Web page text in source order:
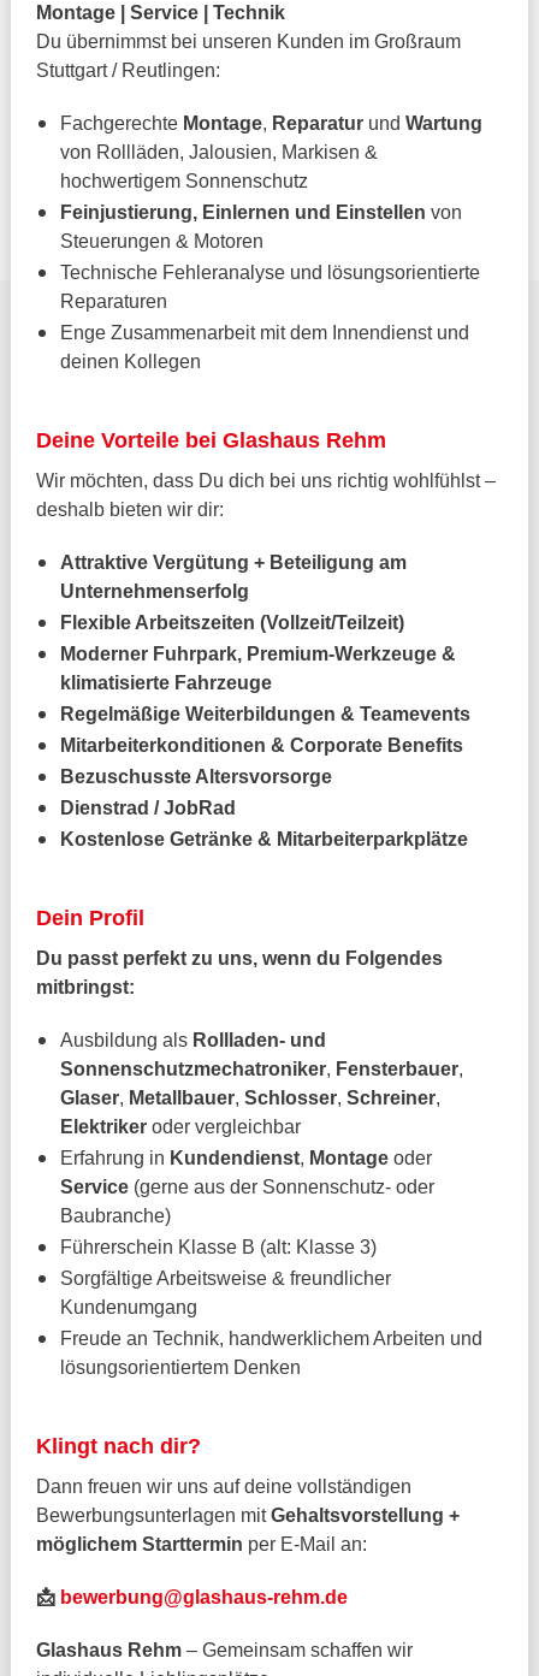
Montage | Service | Technik
Du übernimmst bei unseren Kunden im Großraum
Stuttgart / Reutlingen:
Fachgerechte Montage, Reparatur undWartung
von Rollläden, Jalousien, Markisen &
hochwertigem Sonnenschutz
Feinjustierung, Einlernen und Einstellen von
Steuerungen & Motoren
Technische Fehleranalyse und lösungsorientierte
Reparaturen
Enge Zusammenarbeit mit dem Innendienst und
deinen Kollegen
Deine Vorteile bei Glashaus Rehm
Wir möchten, dass Du dich bei uns richtig wohlfühlst –
deshalb bieten wir dir:
Attraktive Vergütung + Beteiligung am
Unternehmenserfolg
Flexible Arbeitszeiten (Vollzeit/Teilzeit)
Moderner Fuhrpark, Premium-Werkzeuge &
klimatisierte Fahrzeuge
Regelmäßige Weiterbildungen & Teamevents
Mitarbeiterkonditionen & Corporate Benefits
Bezuschusste Altersvorsorge
Dienstrad / JobRad
Kostenlose Getränke & Mitarbeiterparkplätze
Dein Profil
Du passt perfekt zu uns, wenn du Folgendes
mitbringst:
Ausbildung als Rollladen- und
Sonnenschutzmechatroniker, Fensterbauer,
Glaser, Metallbauer,Schlosser,Schreiner,
Elektriker oder vergleichbar
Erfahrung in Kundendienst, Montage oder
Service (gerne aus der Sonnenschutz- oder
Baubranche)
Führerschein Klasse B (alt: Klasse 3)
Sorgfältige Arbeitsweise & freundlicher
Kundenumgang
Freude an Technik, handwerklichem Arbeiten und
lösungsorientiertem Denken
Klingt nach dir?
Dann freuen wir uns auf deine vollständigen
Bewerbungsunterlagen mitGehaltsvorstellung +
möglichem Starttermin per E-Mail an:
📩 bewerbung@glashaus-rehm.de
Glashaus Rehm – Gemeinsam schaffen wir